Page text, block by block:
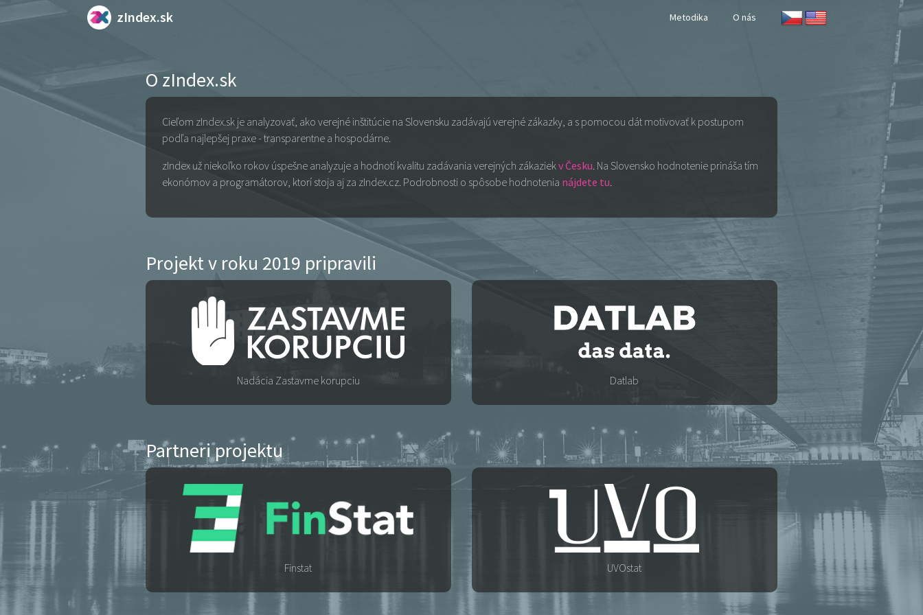
zIndex.sk Metodika O nás
O zIndex.sk
Cieľom zIndex.sk je analyzovať, ako verejné inštitúcie na Slovensku zadávajú verejné zákazky, a s pomocou dát motivovať k postupom
podľa najlepšej praxe - transparentne a hospodárne.
zIndex už niekoľko rokov úspešne analyzuje a hodnotí kvalitu zadávania verejných zákaziekv Česku. Na Slovensko hodnotenie prináša tím
ekonómov a programátorov, ktorí stoja aj za zIndex.cz. Podrobnosti o spôsobe hodnotenia nájdete tu.
Projekt v roku 2019 pripravili
Nadácia Zastavme korupciu Datlab
Partneri projektu
Finstat UVOstat